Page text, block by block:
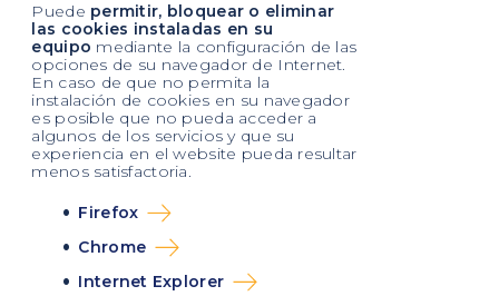
Puede permitir, bloquear o eliminar
las cookies instaladas en su
equipo mediante la configuración de las
opciones de su navegador de Internet.
En caso de que no permita la
instalación de cookies en su navegador
es posible que no pueda acceder a
algunos de los servicios y que su
experiencia en el website pueda resultar
menos satisfactoria.
Firefox
Chrome
Internet Explorer